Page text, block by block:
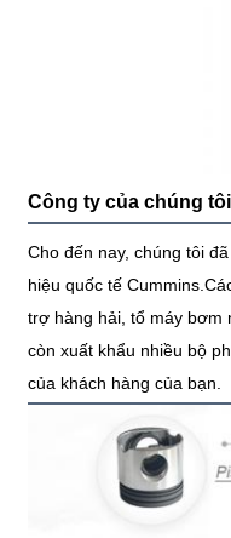
Công ty của chúng tôi
Cho đến nay, chúng tôi
hiệu quốc tế
trợ hàng hải, tổ máy bơm
còn xuất khẩu nhiều bộ
của khách hàng của bạn.